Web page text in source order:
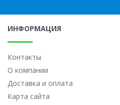
ИНФОРМАЦИЯ
Контакты
О компании
Доставка и оплата
Карта сайта